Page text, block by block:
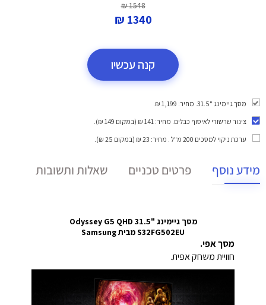
1548 ₪
1340 ₪
קנה עכשיו
מסך גיימינג "31.5. מחיר: 1,199 ₪.
צינור שרשורי לאיסוף כבלים. מחיר: 141 ₪ (במקום 149 ₪).
ערכת ניקוי למסכים 200 מ"ל
. מחיר: 23 ₪ (במקום 25 ₪).
מידע נוסף פרטים טכניים שאלות ותשובות
מסך גיימינג "31.5 Odyssey G5 QHD
S32FG502EU מבית Samsung
מסך אפי.
חוויית משחק אפית.